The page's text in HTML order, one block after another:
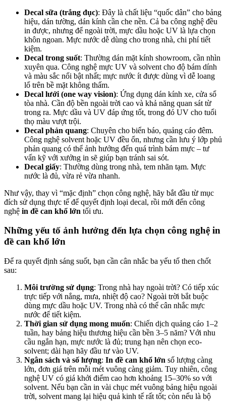
Decal sữa (trắng đục): Đây là chất liệu “quốc dân” cho bảng
hiệu, dán tường, dán kính cần che nền. Cả ba công nghệ đều
in được, nhưng để ngoài trời, mực dầu hoặc UV là lựa chọn
khôn ngoan. Mực nước dễ dùng cho trong nhà, chi phí tiết
kiệm.
Decal trong suốt: Thường dán mặt kính showroom, cần nhìn
xuyên qua. Công nghệ mực UV và solvent cho độ bám dính
và màu sắc nổi bật nhất; mực nước ít được dùng vì dễ loang
lổ trên bề mặt không thấm.
Decal lưới (one way vision): Ứng dụng dán kính xe, cửa sổ
tòa nhà. Cần độ bền ngoài trời cao và khả năng quan sát từ
trong ra. Mực dầu và UV đáp ứng tốt, trong đó UV cho tuổi
thọ màu vượt trội.
Decal phản quang: Chuyên cho biển báo, quảng cáo đêm.
Công nghệ solvent hoặc UV đều ổn, nhưng cần lưu ý lớp phủ
phản quang có thể ảnh hưởng đến quá trình bám mực – tư
vấn kỹ với xưởng in sẽ giúp bạn tránh sai sót.
Decal giấy: Thường dùng trong nhà, tem nhãn tạm. Mực
nước là đủ, vừa rẻ vừa nhanh.
Như vậy, thay vì “mặc định” chọn công nghệ, hãy bắt đầu từ mục
đích sử dụng thực tế để quyết định loại decal, rồi mới đến công
nghệ in đề can khổ lớn tối ưu.
Những yếu tố ảnh hưởng đến lựa chọn công nghệ in
đề can khổ lớn
Để ra quyết định sáng suốt, bạn cần cân nhắc ba yếu tố then chốt
sau:
Môi trường sử dụng: Trong nhà hay ngoài trời? Có tiếp xúc
trực tiếp với nắng, mưa, nhiệt độ cao? Ngoài trời bắt buộc
dùng mực dầu hoặc UV. Trong nhà có thể cân nhắc mực
nước để tiết kiệm.
Thời gian sử dụng mong muốn: Chiến dịch quảng cáo 1–2
tuần, hay bảng hiệu thương hiệu cần bền 3–5 năm? Với nhu
cầu ngắn hạn, mực nước là đủ; trung hạn nên chọn eco-
solvent; dài hạn hãy đầu tư vào UV.
Ngân sách và số lượng: In đề can khổ lớn số lượng càng
lớn, đơn giá trên mỗi mét vuông càng giảm. Tuy nhiên, công
nghệ UV có giá khởi điểm cao hơn khoảng 15–30% so với
solvent. Nếu bạn cần in vài chục mét vuông bảng hiệu ngoài
trời, solvent mang lại hiệu quả kinh tế rất tốt; còn nếu là bộ